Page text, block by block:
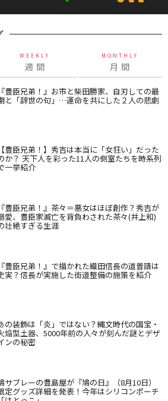
WEEKLY
週 間
MONTHLY
月 間
『豊臣兄弟！』お市と柴田勝家、自刃しての最
と「辞世の句」…運命を共にした２人の悲劇
【豊臣兄弟！】秀吉は本当に「女狂い」だった
か？ 天下人を彩った11人の側室たちを時系列
一挙紹介
『豊臣兄弟！』茶々＝悪女はほぼ創作？秀吉が
愛、豊臣家滅亡を背負わされた茶々(井上和)
壮絶すぎる生涯
『豊臣兄弟！』で描かれた織田信長の道普請は
実？信長が実施した街道整備の施策を紹介
の装飾は「炎」ではない？縄文時代の国宝・
焔型土器、5000年前の人々が刻んだ謎とデザ
ンの秘密
サブレーの豊島屋が『鳩の日』（8月10日）
定グッズ詳細を発表！今年はシリコンポーチ